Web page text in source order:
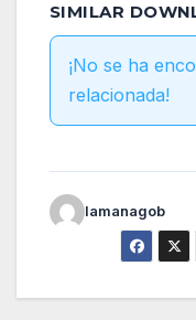
SIMILAR
¡No se ha
relacionada!
lamanagob